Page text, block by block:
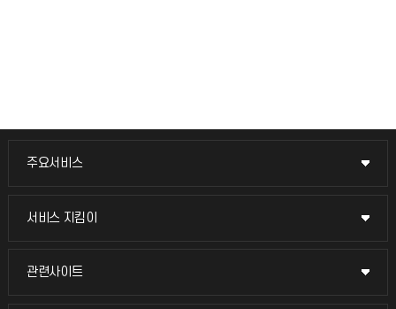
주요서비스
주요서비스
교무회의방송
서비스 지킴이
서비스 지킴이
묻고 답하기
관련사이트
관련사이트